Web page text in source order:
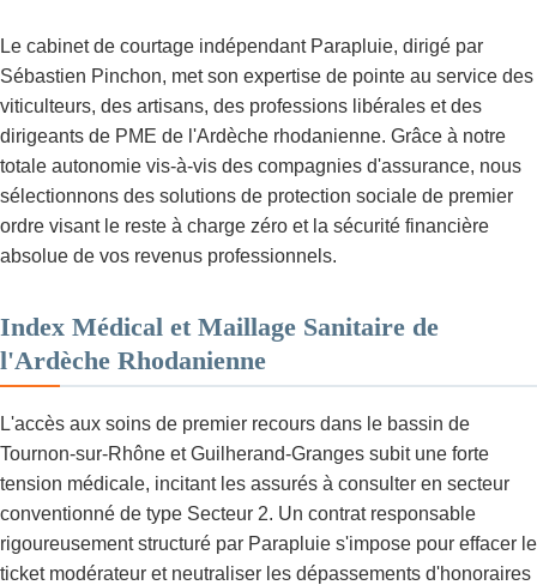
Le cabinet de courtage indépendant Parapluie, dirigé par
Sébastien Pinchon, met son expertise de pointe au service des
viticulteurs, des artisans, des professions libérales et des
dirigeants de PME de l'Ardèche rhodanienne. Grâce à notre
totale autonomie vis-à-vis des compagnies d'assurance, nous
sélectionnons des solutions de protection sociale de premier
ordre visant le reste à charge zéro et la sécurité financière
absolue de vos revenus professionnels.
Index Médical et Maillage Sanitaire de
l'Ardèche Rhodanienne
L'accès aux soins de premier recours dans le bassin de
Tournon-sur-Rhône et Guilherand-Granges subit une forte
tension médicale, incitant les assurés à consulter en secteur
conventionné de type Secteur 2. Un contrat responsable
rigoureusement structuré par Parapluie s'impose pour effacer le
ticket modérateur et neutraliser les dépassements d'honoraires